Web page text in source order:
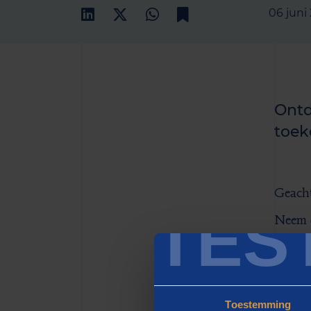
Toestemming
06 juni
Neem
tekort
Door